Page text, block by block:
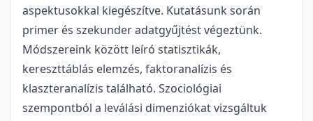
aspektusokkal kiegészítve. Kutatásunk során
primer és szekunder adatgyűjtést végeztünk.
Módszereink között leíró statisztikák,
kereszttáblás elemzés, faktoranalízis és
klaszteranalízis található. Szociológiai
szempontból a leválási dimenziókat vizsgáltuk